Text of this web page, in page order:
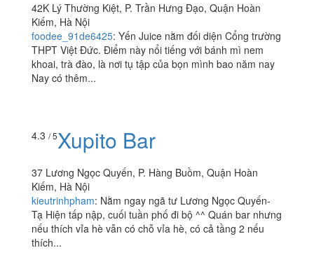
42K Lý Thường Kiệt, P. Trần Hưng Đạo, Quận Hoàn
Kiếm, Hà Nội
foodee_91de6425: Yến Juice nằm đối diện Cổng trường
THPT Việt Đức. Điểm này nổi tiếng với bánh mì nem
khoai, trà đào, là nơi tụ tập của bọn mình bao năm nay
Nay có thêm...
4.3 / 5Xupito Bar
37 Lương Ngọc Quyến, P. Hàng Buồm, Quận Hoàn
Kiếm, Hà Nội
kieutrinhpham: Nằm ngay ngã tư Lương Ngọc Quyến-
Tạ Hiện tấp nập, cuối tuần phố đi bộ ^^ Quán bar nhưng
nếu thích vỉa hè vẫn có chỗ vỉa hè, có cả tầng 2 nếu
thích...